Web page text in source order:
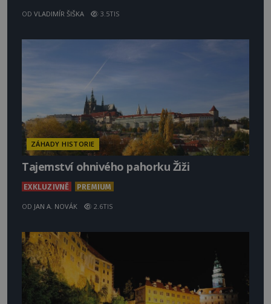
OD VLADIMÍR ŠIŠKA 3.5TIS
ZÁHADY HISTORIE
Tajemství ohnivého pahorku Žiži
EXKLUZIVNĚ PREMIUM
OD JAN A. NOVÁK 2.6TIS